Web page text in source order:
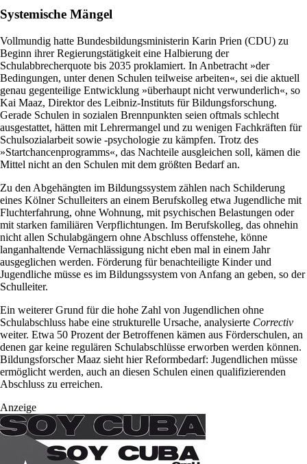
Systemische Mängel
Vollmundig hatte Bundesbildungsministerin Karin Prien (CDU) zu
Beginn ihrer Regierungstätigkeit eine Halbierung der
Schulabbrecherquote bis 2035 proklamiert. In Anbetracht »der
Bedingungen, unter denen Schulen teilweise arbeiten«, sei die aktuell
genau gegenteilige Entwicklung »überhaupt nicht verwunderlich«, so
Kai Maaz, Direktor des Leibniz-Instituts für Bildungsforschung.
Gerade Schulen in sozialen Brennpunkten seien oftmals schlecht
ausgestattet, hätten mit Lehrermangel und zu wenigen Fachkräften für
Schulsozialarbeit sowie -psychologie zu kämpfen. Trotz des
»Startchancenprogramms«, das Nachteile ausgleichen soll, kämen die
Mittel nicht an den Schulen mit dem größten Bedarf an.
Zu den Abgehängten im Bildungssystem zählen nach Schilderung
eines Kölner Schulleiters an einem Berufskolleg etwa Jugendliche mit
Fluchterfahrung, ohne Wohnung, mit psychischen Belastungen oder
mit starken familiären Verpflichtungen. Im Berufskolleg, das ohnehin
nicht allen Schulabgängern ohne Abschluss offenstehe, könne
langanhaltende Vernachlässigung nicht eben mal in einem Jahr
ausgeglichen werden. Förderung für benachteiligte Kinder und
Jugendliche müsse es im Bildungssystem von Anfang an geben, so der
Schulleiter.
Ein weiterer Grund für die hohe Zahl von Jugendlichen ohne
Schulabschluss habe eine strukturelle Ursache, analysierte Correctiv
weiter. Etwa 50 Prozent der Betroffenen kämen aus Förderschulen, an
denen gar keine regulären Schulabschlüsse erworben werden können.
Bildungsforscher Maaz sieht hier Reformbedarf: Jugendlichen müsse
ermöglicht werden, auch an diesen Schulen einen qualifizierenden
Abschluss zu erreichen.
Anzeige